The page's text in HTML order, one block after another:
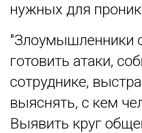
нужных для
"Злоумышленники
готовить атаки,
сотруднике,
выяснять, с кем
Выявить круг